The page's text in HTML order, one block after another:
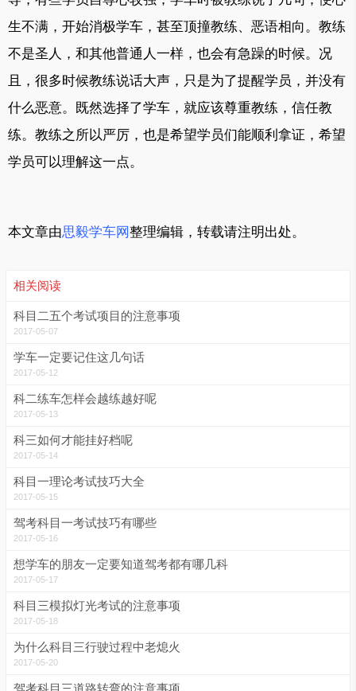
生不满，开始消极学车，甚至顶撞教练、恶语相向。教练
不是圣人，和其他普通人一样，也会有急躁的时候。况
且，很多时候教练说话大声，只是为了提醒学员，并没有
什么恶意。既然选择了学车，就应该尊重教练，信任教
练。教练之所以严厉，也是希望学员们能顺利拿证，希望
学员可以理解这一点。
本文章由思毅学车网整理编辑，转载请注明出处。
相关阅读
科目二五个考试项目的注意事项
2017-05-07
学车一定要记住这几句话
2017-05-12
科二练车怎样会越练越好呢
2017-05-13
科三如何才能挂好档呢
2017-05-14
科目一理论考试技巧大全
2017-05-15
驾考科目一考试技巧有哪些
2017-05-16
想学车的朋友一定要知道驾考都有哪几科
2017-05-17
科目三模拟灯光考试的注意事项
2017-05-18
为什么科目三行驶过程中老熄火
2017-05-20
驾考科目三道路转弯的注意事项